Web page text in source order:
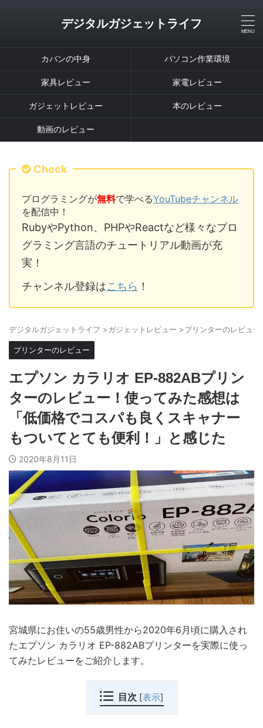
デジタルガジェットライフ
カバンの中身 パソコン作業環境
家具レビュー 家電レビュー
ガジェットレビュー 本のレビュー
動画のレビュー
Check
プログラミングが無料で学べるYouTubeチャンネル
を配信中！
RubyやPython、PHPやReactなど様々なプロ
グラミング言語のチュートリアル動画が充
実！
チャンネル登録はこちら ！
デジタルガジェットライフ >ガジェットレビュー >プリンターのレビュー
プリンターのレビュー
エプソン カラリオ EP-882ABプリン
ターのレビュー！使ってみた感想は
「低価格でコスパも良くスキャナー
もついてとても便利！」と感じた
2020年8月11日
宮城県にお住いの55歳男性から2020年6月頃に購入され
たエプソン カラリオ EP-882ABプリンターを実際に使っ
てみたレビューをご紹介します。
目次 [表示]